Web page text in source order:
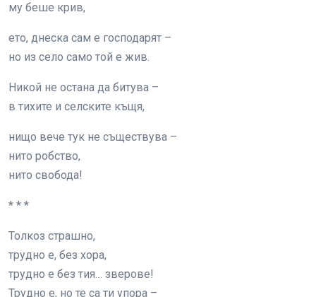
му беше крив,
ето, днеска сам е господарят –
но из село само той е жив.
Никой не остана да битува –
в тихите и селските къщя,
нищо вече тук не съществува –
нито робство,
нито свобода!
* * *
Толкоз страшно,
трудно е, без хора,
трудно е без тия… зверове!
Трудно е, но те са ти упора –